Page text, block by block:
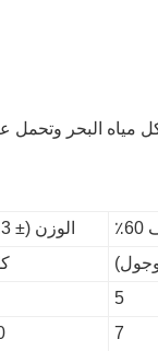
مياه البحر وتحمل
الوزن (± 3٪)
5
7